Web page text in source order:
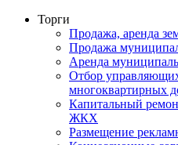
Торги
Продажа, аренда
Продажа
Аренда
Отбор
многоквартирных
Капитальный
ЖКХ
Размещение